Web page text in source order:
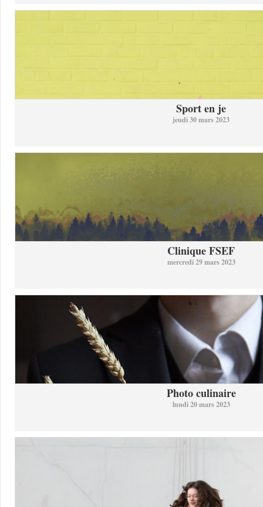
Sport en je
jeudi 30 mars 2023
Clinique FSEF
mercredi 29 mars 2023
Photo culinaire
lundi 20 mars 2023